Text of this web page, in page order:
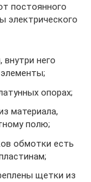
постоянного
электрического
внутри него
опорах;
материала,
полю;
обмотки есть
щетки из